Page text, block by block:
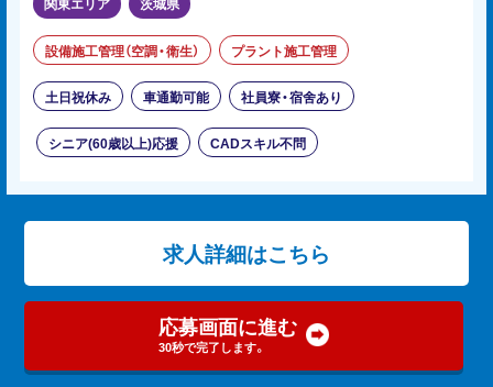
設備施工管理（空調・衛生） プラント施工管理
土日祝休み 車通勤可能 社員寮・宿舍あり
シニア(60歳以上)応援 CADスキル不問
求人詳細はこちら
応募画面に進む
30秒で完了します。